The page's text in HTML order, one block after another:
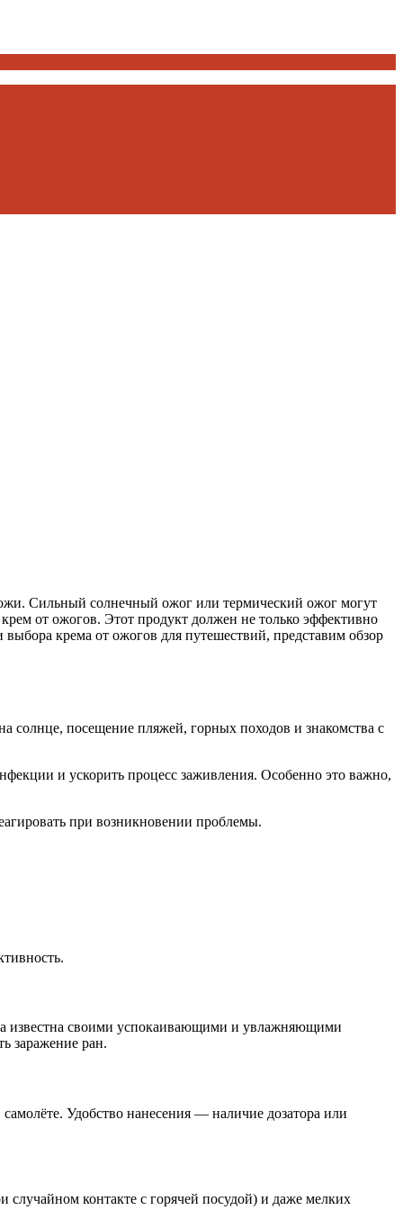
Сильный солнечный ожог или термический ожог могут
от ожогов. Этот продукт должен не только эффективно
крема от ожогов для путешествий, представим обзор
посещение пляжей, горных походов и знакомства с
и ускорить процесс заживления. Особенно это важно,
при возникновении проблемы.
известна своими успокаивающими и увлажняющими
заражение ран.
Удобство нанесения — наличие дозатора или
контакте с горячей посудой) и даже мелких